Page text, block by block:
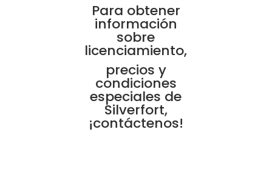
Para obtener
información
sobre
licenciamiento,
precios y
condiciones
especiales de
Silverfort,
¡contáctenos!